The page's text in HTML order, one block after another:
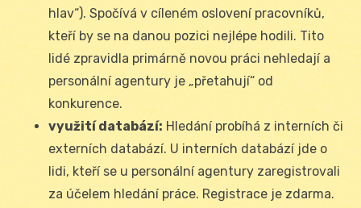
hlav“). Spočívá v cíleném oslovení pracovníků,
kteří by se na danou pozici nejlépe hodili. Tito
lidé zpravidla primárně novou práci nehledají a
personální agentury je „přetahují“ od
konkurence.
využití databází: Hledání probíhá z interních či
externích databází. U interních databází jde o
lidi, kteří se u personální agentury zaregistrovali
za účelem hledání práce. Registrace je zdarma.